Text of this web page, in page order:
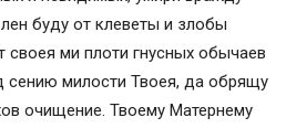
буду от клеветы и злобы
своея ми плоти гнусных обычаев
сению милости Твоея, да обрящу
очищение. Твоему Матернему